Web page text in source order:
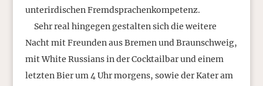
unterirdischen Fremdsprachenkompetenz.
Sehr real hingegen gestalten sich die weitere
Nacht mit Freunden aus Bremen und Braunschweig,
mit White Russians in der Cocktailbar und einem
letzten Bier um 4 Uhr morgens, sowie der Kater am